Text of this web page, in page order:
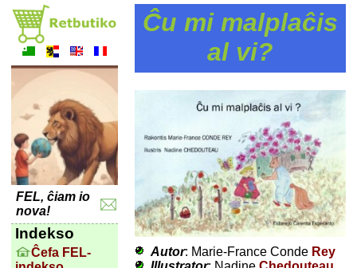
FEL, ĉiam io
nova!
Indekso
Ĉefa FEL-
Ĉu mi malplaĉis
al vi?
Autor: Marie-France Conde Rey